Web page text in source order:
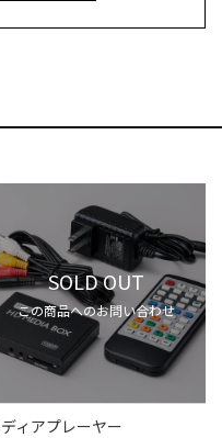
SOLD OUT
この商品へのお問い合わせ
ディアプレーヤー